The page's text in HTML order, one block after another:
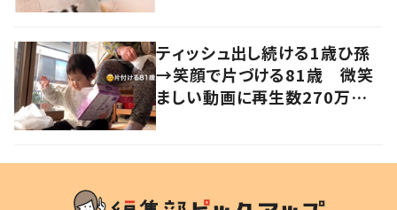
ティッシュ出し続ける1歳ひ孫
→笑顔で片づける81歳 微笑
ましい動画に再生数270万回